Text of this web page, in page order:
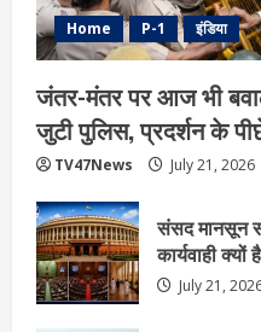
Home P-1 इंडिया
जंतर-मंतर पर आज भी
जुटी पुलिस, प्रदर्शन के
TV47News July 21, 2026
संसद मानसून
कार्यवाही क्यों
July 21,